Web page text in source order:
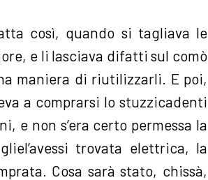
così, quando si tagliava le
e li lasciava difatti sul comò
maniera di riutilizzarli. E poi,
a comprarsi lo stuzzicadenti
e non s’era certo permessa la
trovata elettrica, la
Cosa sarà stato, chissà,